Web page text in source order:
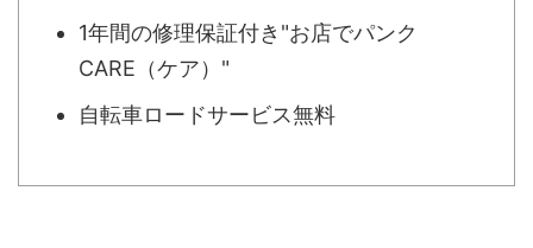
1年間の修理保証付き"お店でパンク
CARE（ケア）"
自転車ロードサービス無料